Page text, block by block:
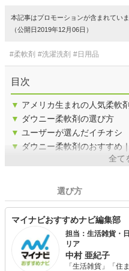
本記事はプロモーションが含まれてい
（公開日2019年12月06日）
#柔軟剤 #洗濯洗剤 #日用品
目次
▼ アメリカ生まれの人気柔軟
▼ ダウニー柔軟剤の選び方
▼ ユーザーが選んだイチオシ
▼ ダウニー柔軟剤のおすすめ
全て
選び方
マイナビおすすめナビ編集部
担当：生活雑貨・
リア
中村 亜紀子
「生活雑貨」「住